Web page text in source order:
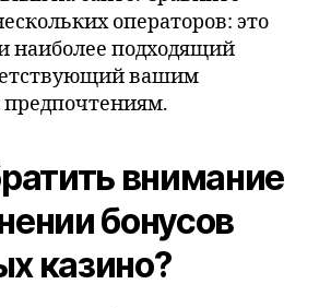
операторов: это
наиболее подходящий
вашим
внимание
бонусов
казино?